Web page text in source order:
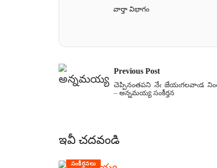
వార్తా విభాగం
Previous Post
చెప్పినంతపని నేఁ జేయఁగలవాఁడ
– అన్నమయ్య సంకీర్తన
ఇవీ చదవండి
సంకీర్తనలు